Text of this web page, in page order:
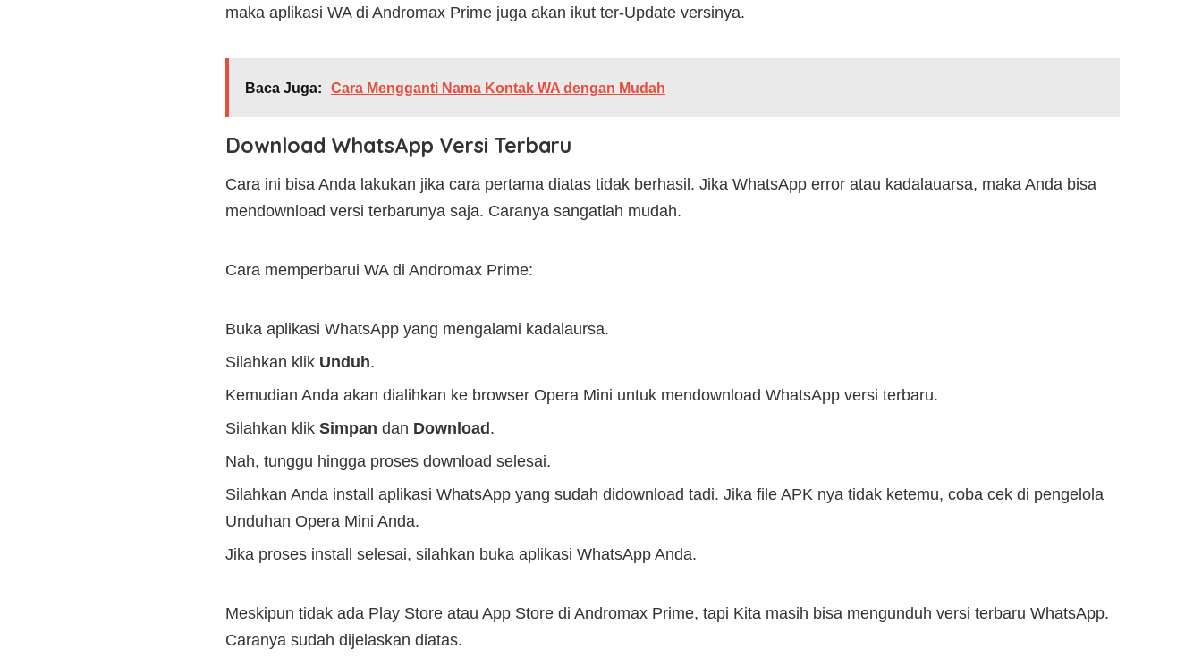
maka aplikasi WA di Andromax Prime juga akan ikut ter-Update versinya.
Baca Juga: Cara Mengganti Nama Kontak WA dengan Mudah
Download WhatsApp Versi Terbaru
Cara ini bisa Anda lakukan jika cara pertama diatas tidak berhasil. Jika WhatsApp error atau kadalauarsa, maka Anda bisa
mendownload versi terbarunya saja. Caranya sangatlah mudah.
Cara memperbarui WA di Andromax Prime:
Buka aplikasi WhatsApp yang mengalami kadalaursa.
Silahkan klik Unduh.
Kemudian Anda akan dialihkan ke browser Opera Mini untuk mendownload WhatsApp versi terbaru.
Silahkan klik Simpan dan Download.
Nah, tunggu hingga proses download selesai.
Silahkan Anda install aplikasi WhatsApp yang sudah didownload tadi. Jika file APK nya tidak ketemu, coba cek di pengelola
Unduhan Opera Mini Anda.
Jika proses install selesai, silahkan buka aplikasi WhatsApp Anda.
Meskipun tidak ada Play Store atau App Store di Andromax Prime, tapi Kita masih bisa mengunduh versi terbaru WhatsApp.
Caranya sudah dijelaskan diatas.